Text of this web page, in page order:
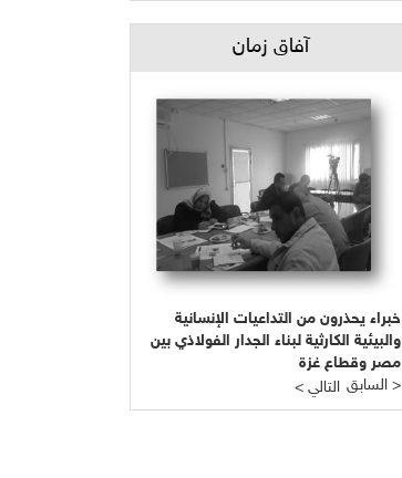
آفاق زمان
خبراء يحذرون من التداعيات الإنسانية
والبيئية الكارثية لبناء الجدار الفولاذي بين
مصر وقطاع غزة
< التالي
السابق >